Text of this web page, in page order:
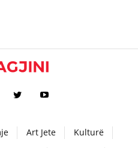
Art Jete
Kulturë